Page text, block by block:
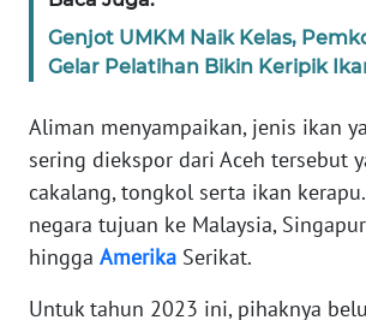
Genjot UMKM Naik Kelas,
Gelar Pelatihan Bikin Keripik
Aliman menyampaikan, jenis ikan
sering diekspor dari Aceh tersebut
cakalang, tongkol serta ikan
negara tujuan ke Malaysia,
hingga Amerika Serikat.
Untuk tahun 2023 ini, pihaknya
Regional
SUMUT
WN
JAKARTA
JABAR